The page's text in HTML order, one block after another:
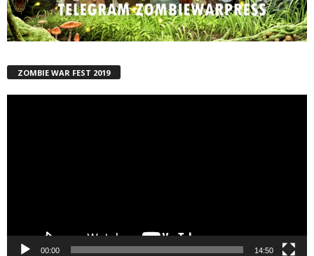
ZOMBIE WAR FEST 2019
00:00 14:50